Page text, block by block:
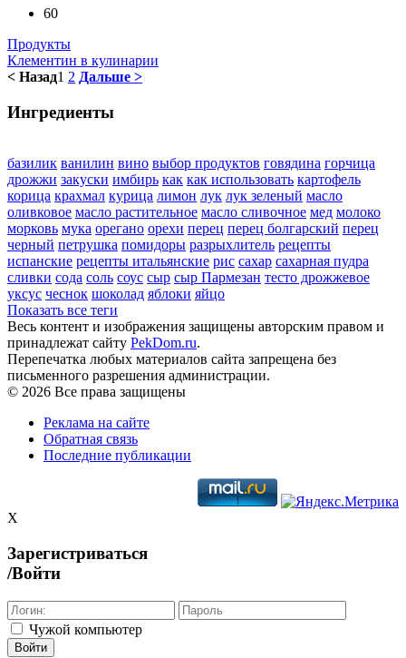
60
Продукты
Клементин в кулинарии
< Назад1 2 Дальше >
Ингредиенты
базилик ванилин вино выбор продуктов говядина горчица
дрожжи закуски имбирь как как использовать картофель
корица крахмал курица лимон лук лук зеленый масло
оливковое масло растительное масло сливочное мед молоко
морковь мука орегано орехи перец перец болгарский перец
черный петрушка помидоры разрыхлитель рецепты
испанские рецепты итальянские рис сахар сахарная пудра
сливки сода соль соус сыр сыр Пармезан тесто дрожжевое
уксус чеснок шоколад яблоки яйцо
Показать все теги
Весь контент и изображения защищены авторским правом и
принадлежат сайту PekDom.ru.
Перепечатка любых материалов сайта запрещена без
письменного разрешения администрации.
© 2026 Все права защищены
Реклама на сайте
Обратная связь
Последние публикации
X
Зарегистриваться
/Войти
Чужой компьютер
Войти